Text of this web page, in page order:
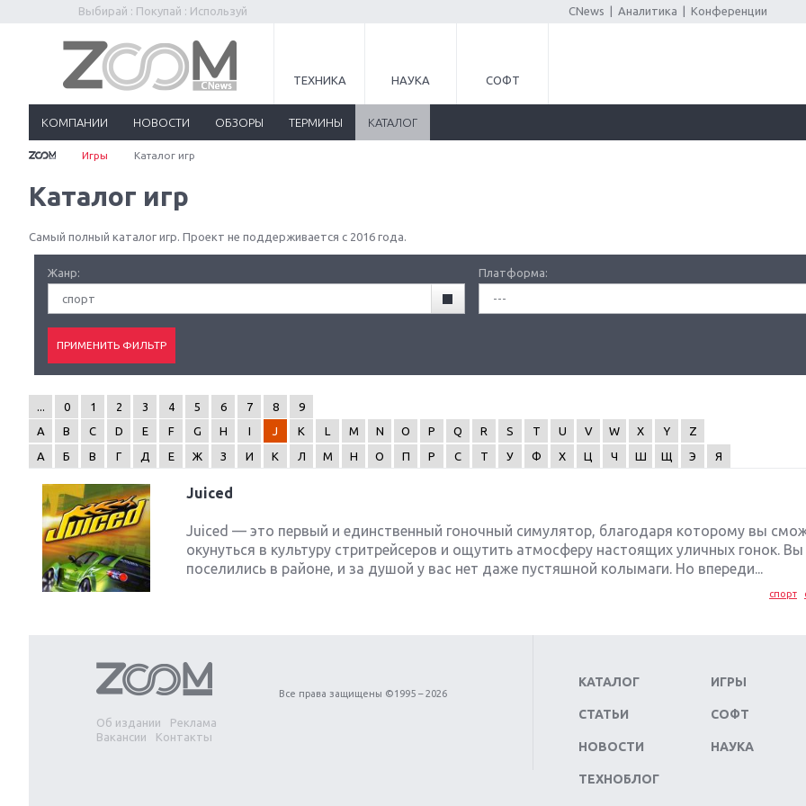
Выбирай : Покупай : Используй CNews Аналитика Конференции
ТЕХНИКА НАУКА СОФТ
КОМПАНИИ НОВОСТИ ОБЗОРЫ ТЕРМИНЫ КАТАЛОГ
Игры Каталог игр
Каталог игр
Самый полный каталог игр. Проект не поддерживается с 2016 года.
Жанр:
спорт
Платформа:
---
0 1 2 3 4 5 6 7 8
9
A
B C D E F G H I J K L M N O P Q R S T U V W X Y
Z
А
Б В Г Д Е Ж З И К Л М Н О П Р С Т У Ф Х Ц Ч Ш Щ Э Я
Juiced
Juiced — это первый и единственный гоночный симулятор, благодаря которому вы
окунуться в культуру стритрейсеров и ощутить атмосферу настоящих уличных гонок.
поселились в районе, и за душой у вас нет даже пустяшной колымаги. Но впереди...
спорт
Next
Об издании
Реклама
Вакансии
Контакты
Все права защищены ©1995 – 2026
КАТАЛОГ
СТАТЬИ
НОВОСТИ
ТЕХНОБЛОГ
ИГРЫ
СОФТ
НАУКА